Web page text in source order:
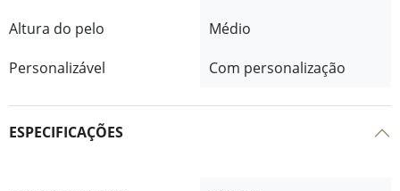
Altura do pelo
Médio
Personalizável
Com personalização
ESPECIFICAÇÕES